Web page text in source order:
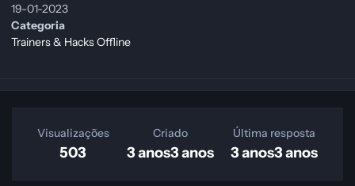
19-01-2023
Categoria
Trainers & Hacks Offline
Visualizações
503
Criado
3 anos3 anos
Última resposta
3 anos3 anos